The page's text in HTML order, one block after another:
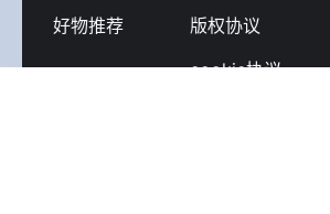
好物推荐
版权协议
cookie协议